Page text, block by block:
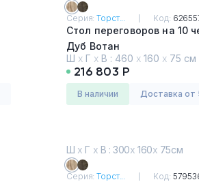
Серия:Торст... Код:
Стол переговоров на 10
Дуб Вотан
Ш х Г х В : 460 х 160 х 75 см
216 803 Р
в наличии Доставка от
Ш х Г х В : 300х 160х 75см
Серия:Торст... Код: